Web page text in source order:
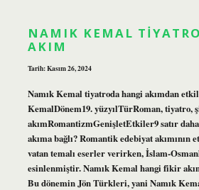
NAMIK KEMAL
AKIM
Tarih: Kasım 26, 2024
Namık Kemal tiyatroda hangi akımdan
KemalDönem19. yüzyılTürRoman, tiyatro,
akımRomantizmGenişletEtkiler9 satır
akıma bağlı? Romantik edebiyat akımının
vatan temalı eserler verirken, İslam-
esinlenmiştir. Namık Kemal hangi fikir
Bu dönemin Jön Türkleri, yani Namık